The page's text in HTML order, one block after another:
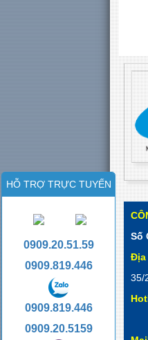
Số
Địa
35/
HỖ TRỢ TRỰC TUYẾN
0909.20.51.59
0909.819.446
0909.819.446
0909.20.5159